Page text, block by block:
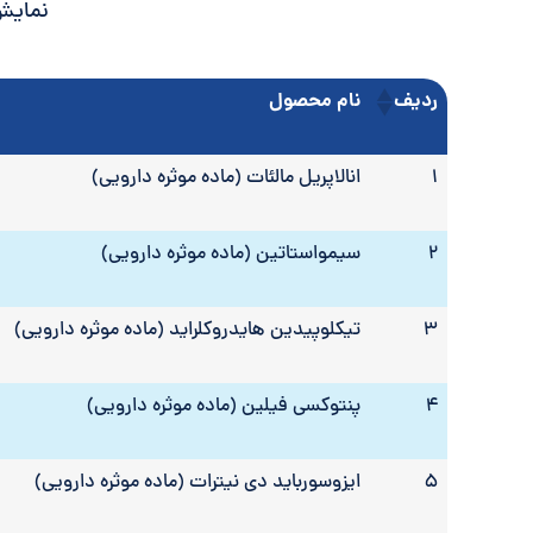
ردیف نام محصول
ردیف
نام محصول 1 انالاپریل مالئات (ماده موثره دارویی)
2 سیمواستاتین (ماده موثره دارویی)
3 تیکلوپیدین هایدروکلراید (ماده موثره دارویی)
4 پنتوکسی فیلین (ماده موثره دارویی)
5 ایزوسورباید دی نیترات (ماده موثره دارویی)